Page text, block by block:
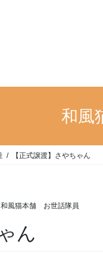
和風
【正式譲渡】さやちゃん
和風猫本舗 お世話隊員
ん